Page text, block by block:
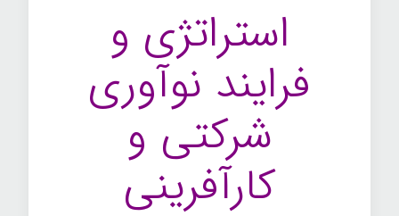
استراتژی و
فرایند نوآوری
شرکتی و
کارآفرینی